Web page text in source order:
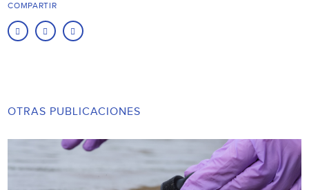
COMPARTIR
OTRAS PUBLICACIONES